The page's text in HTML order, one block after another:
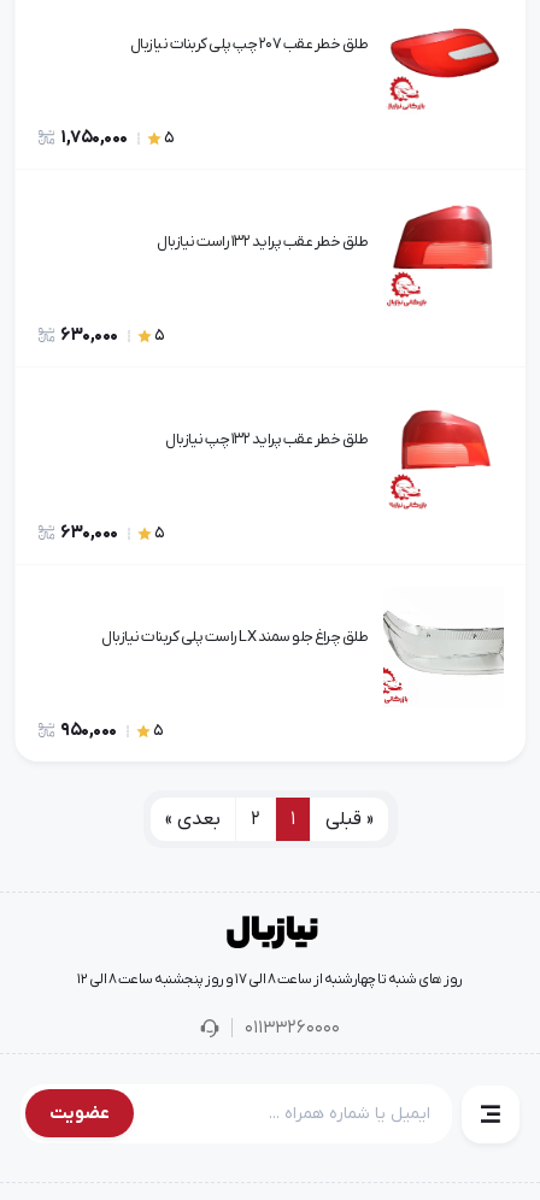
طلق خطر عقب 207 چپ پلی کربنات نیازبال
5
1,750,000
طلق خطر عقب پراید 132 راست نیازبال
5
630,000
طلق خطر عقب پراید 132 چپ نیازبال
5
630,000
طلق چراغ جلو سمند LX راست پلی کربنات نیازبال
5
950,000
« قبلی 1
2 بعدی »
روز های شنبه تا چهارشنبه از ساعت 8 الی 17 و روز پنجشنبه ساعت 8 الی 12
01133260000
عضویت